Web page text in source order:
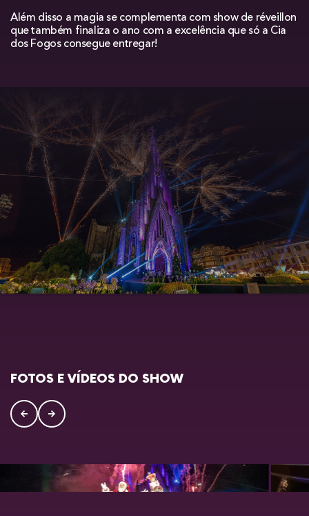
Além disso a magia se complementa com show de réveillon
que também finaliza o ano com a excelência que só a Cia
dos Fogos consegue entregar!
FOTOS E VÍDEOS DO SHOW